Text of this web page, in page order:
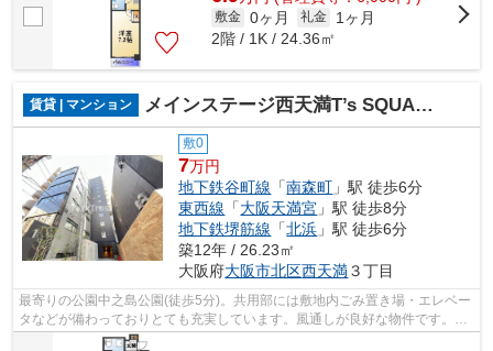
敷金 0ヶ月 礼金
1ヶ月
2階 / 1K / 24.36㎡
賃貸 | マンション メインステージ西天満T’s SQUARE
敷0
7万円
地下鉄谷町線 「南森町 」駅 徒歩6分
東西線 「大阪天満宮 」駅 徒歩8分
地下鉄堺筋線 「北浜 」駅 徒歩6分
築12年 / 26.23㎡
大阪府大阪市北区西天満３丁目
最寄りの公園中之島公園(徒歩5分)。共用部には敷地内ごみ置き場・エレベー
タなどが備わっておりとても充実しています。風通しが良好な物件です。防
犯対策もバッチリなマンションタイプ...